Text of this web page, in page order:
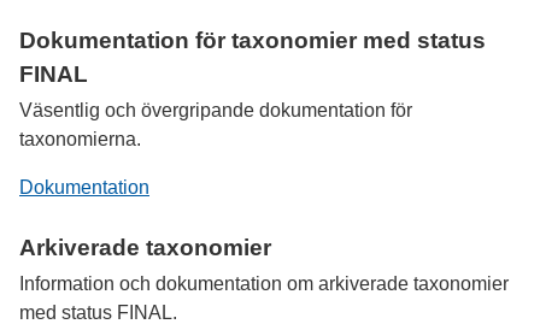
Dokumentation för taxonomier med status
FINAL
Väsentlig och övergripande dokumentation för
taxonomierna.
Dokumentation
Arkiverade taxonomier
Information och dokumentation om arkiverade taxonomier
med status FINAL.